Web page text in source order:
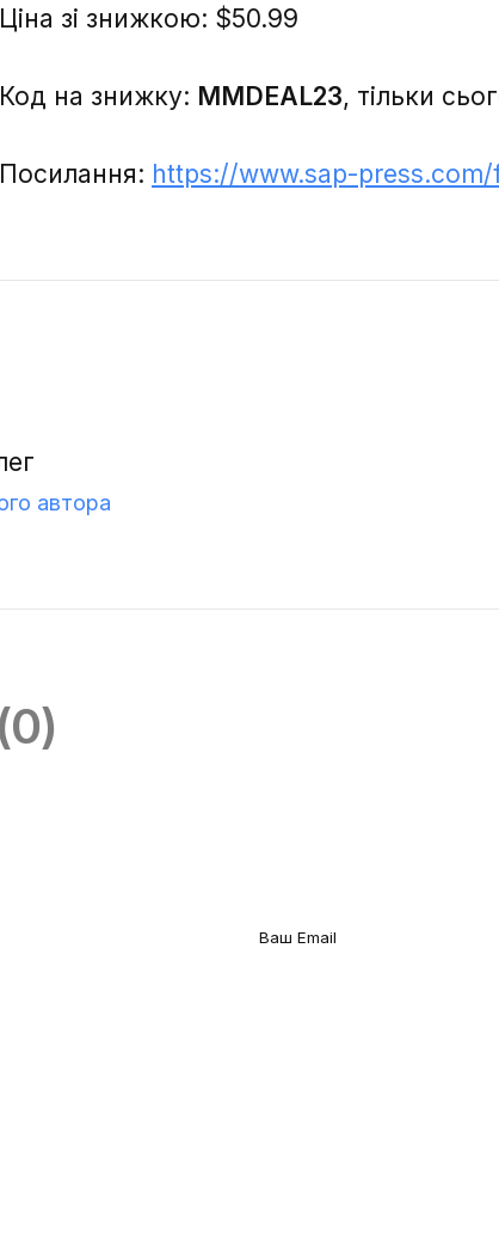
Ціна зі знижкою: $50.99
Код на знижку: MMDEAL23, тільки
Посилання: https://www.sap-
автора
(0)